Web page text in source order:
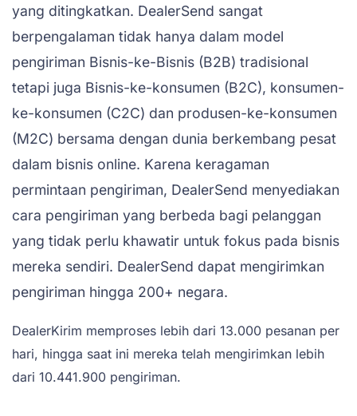
yang ditingkatkan. DealerSend sangat
berpengalaman tidak hanya dalam model
pengiriman Bisnis-ke-Bisnis (B2B) tradisional
tetapi juga Bisnis-ke-konsumen (B2C), konsumen-
ke-konsumen (C2C) dan produsen-ke-konsumen
(M2C) bersama dengan dunia berkembang pesat
dalam bisnis online. Karena keragaman
permintaan pengiriman, DealerSend menyediakan
cara pengiriman yang berbeda bagi pelanggan
yang tidak perlu khawatir untuk fokus pada bisnis
mereka sendiri. DealerSend dapat mengirimkan
pengiriman hingga 200+ negara.
DealerKirim memproses lebih dari 13.000 pesanan per
hari, hingga saat ini mereka telah mengirimkan lebih
dari 10.441.900 pengiriman.